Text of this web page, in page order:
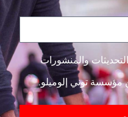
والمنشورات
مؤسسة توني إلوميلو.